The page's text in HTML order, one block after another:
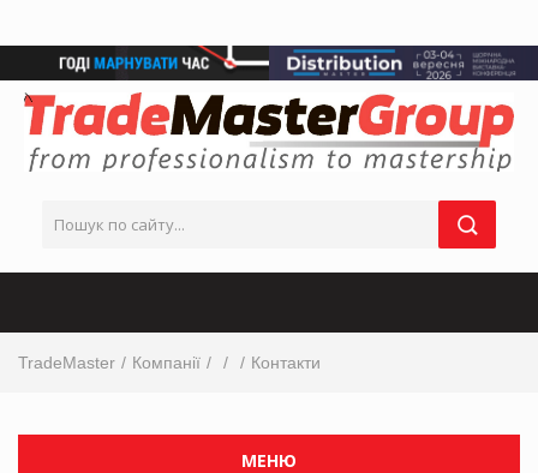
TradeMaster Компанії Контакти
МЕНЮ